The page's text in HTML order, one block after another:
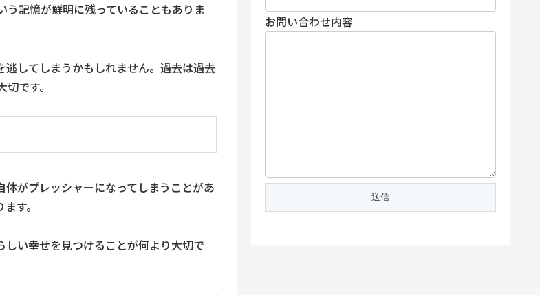
記憶が鮮明に残っていることもありま
してしまうかもしれません。過去は過去
です。
体がプレッシャーになってしまうことがあ
す。
い幸せを見つけることが何より大切で
お問い合わせ内容